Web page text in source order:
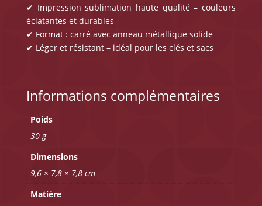
✔ Impression sublimation haute qualité – couleurs
éclatantes et durables
✔ Format : carré avec anneau métallique solide
✔ Léger et résistant – idéal pour les clés et sacs
Informations complémentaires
Poids
30 g
Dimensions
9,6 × 7,8 × 7,8 cm
Matière